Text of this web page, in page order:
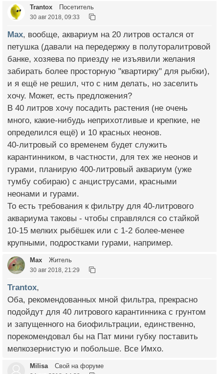
Trantox Посетитель
30 авг 2018, 09:33
Max, вообще, аквариум на 20 литров остался от
петушка (давали на передержку в полуторалитровой
банке, хозяева по приезду не изъявили желания
забирать более просторную "квартирку" для рыбки),
и я ещё не решил, что с ним делать, но заселить
хочу. Может, есть предложения?
В 40 литров хочу посадить растения (не очень
много, какие-нибудь неприхотливые и крепкие, не
определился ещё) и 10 красных неонов.
40-литровый со временем будет служить
карантинником, в частности, для тех же неонов и
гурами, планирую 400-литровый аквариум (уже
тумбу собираю) с анциструсами, красными
неонами и гурами.
То есть требования к фильтру для 40-литрового
аквариума таковы - чтобы справлялся со стайкой
10-15 мелких рыбёшек или с 1-2 более-менее
крупными, подростками гурами, например.
Max Житель
30 авг 2018, 21:29
Trantox,
Оба, рекомендованных мной фильтра, прекрасно
подойдут для 40 литрового карантинника с грунтом
и запущенного на биофильтрации, единственно,
порекомендовал бы на Пат мини губку поставить
мелкозернистую и побольше. Все Имхо.
Milisa Свой на форуме